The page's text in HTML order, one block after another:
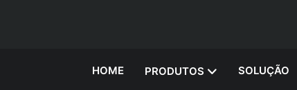
HOME PRODUTOS SOLUÇÃO